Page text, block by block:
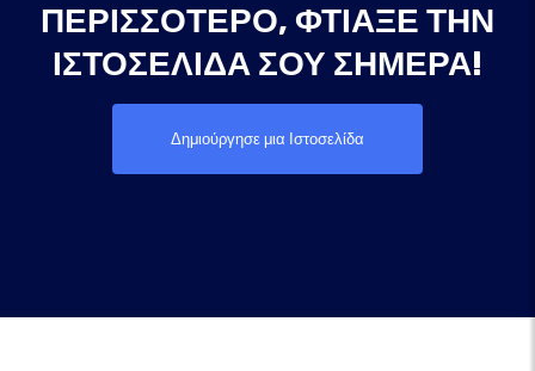
ΠΕΡΙΣΣΌΤΕΡΟ, ΦΤΙΆΞΕ ΤΗΝ
ΙΣΤΟΣΕΛΊΔΑ ΣΟΥ ΣΉΜΕΡΑ!
Δημιούργησε μια Ιστοσελίδα